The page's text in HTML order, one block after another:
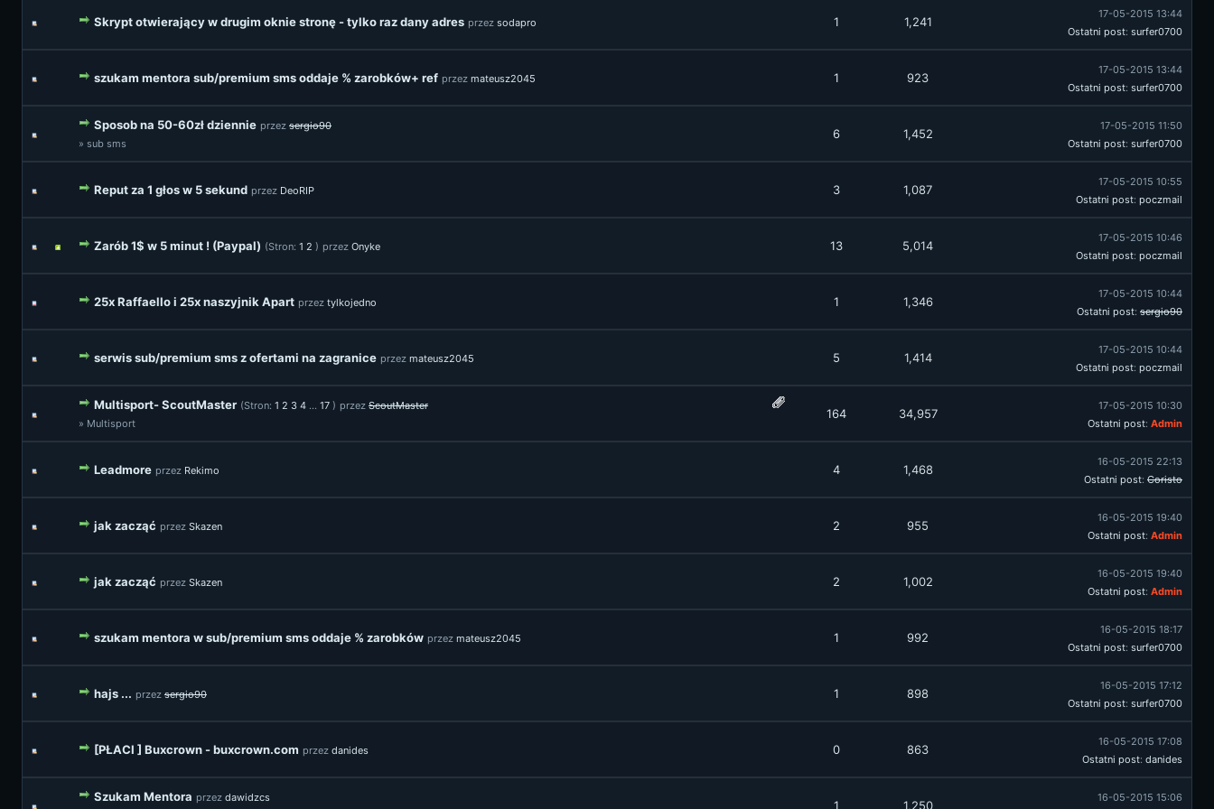
Skrypt otwierający w drugim oknie stronę - tylko raz dany adres przez sodapro 1 1,241
17-05-2015 13:44
Ostatni post: surfer0700
szukam mentora sub/premium sms oddaje % zarobków+ ref przez mateusz2045 1 923
17-05-2015 13:44
Ostatni post: surfer0700
Sposob na 50-60zł dziennie przez sergio90
» sub sms
6 1,452
17-05-2015 11:50
Ostatni post: surfer0700
Reput za 1 głos w 5 sekund przez DeoRIP 3 1,087
17-05-2015 10:55
Ostatni post: poczmail
Zarób 1$ w 5 minut ! (Paypal) (Stron: 1 2 ) przez Onyke 13 5,014
17-05-2015 10:46
Ostatni post: poczmail
25x Raffaello i 25x naszyjnik Apart przez tylkojedno 1 1,346
17-05-2015 10:44
Ostatni post: sergio90
serwis sub/premium sms z ofertami na zagranice przez mateusz2045 5 1,414
17-05-2015 10:44
Ostatni post: poczmail
Multisport- ScoutMaster (Stron: 1 2 3 4 ... 17 ) przez ScoutMaster
» Multisport
164 34,957
17-05-2015 10:30
Ostatni post: Admin
Leadmore przez Rekimo 4 1,468
16-05-2015 22:13
Ostatni post: Coristo
jak zacząć przez Skazen 2 955
16-05-2015 19:40
Ostatni post: Admin
jak zacząć przez Skazen 2 1,002
16-05-2015 19:40
Ostatni post: Admin
szukam mentora w sub/premium sms oddaje % zarobków przez mateusz2045 1 992
16-05-2015 18:17
Ostatni post: surfer0700
hajs ... przez sergio90 1 898
16-05-2015 17:12
Ostatni post: surfer0700
[PŁACI ] Buxcrown - buxcrown.com przez danides 0 863
16-05-2015 17:08
Ostatni post: danides
Szukam Mentora przez dawidzcs
1 1,250
16-05-2015 15:06